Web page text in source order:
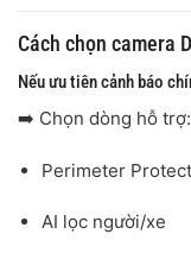
Cách chọn camera
Nếu ưu tiên cảnh báo
➡️ Chọn dòng hỗ trợ:
Perimeter
AI lọc người/xe